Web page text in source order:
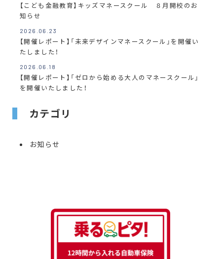
【こども金融教育】キッズマネースクール ８月開校のお
知らせ
2026.06.23
【開催レポート】「未来デザインマネースクール」を開催い
たしました！
2026.06.18
【開催レポート】「ゼロから始める大人のマネースクール」
を開催いたしました！
カテゴリ
お知らせ